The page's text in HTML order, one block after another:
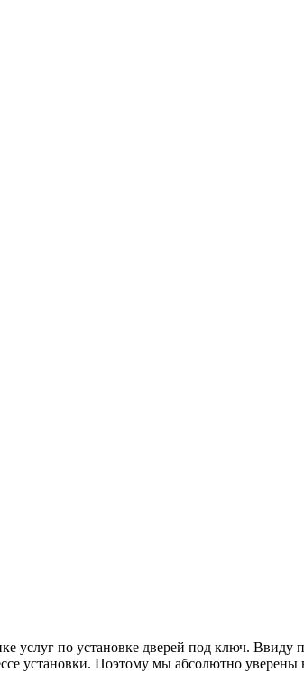
услуг по установке дверей под ключ. Ввиду
установки. Поэтому мы абсолютно уверены